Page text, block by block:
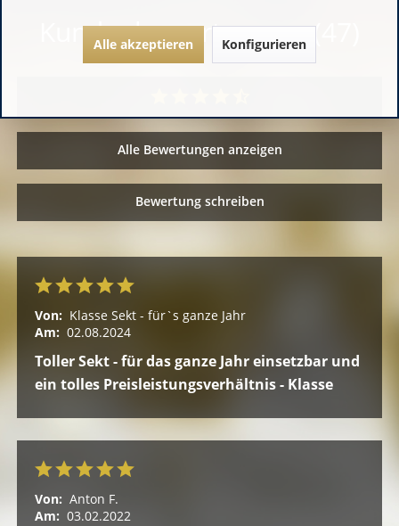
Kundenbewertungen (47)
Alle Bewertungen anzeigen
Bewertung schreiben
Von: Klasse Sekt - für`s ganze Jahr
Am: 02.08.2024
Toller Sekt - für das ganze Jahr einsetzbar und
ein tolles Preisleistungsverhältnis - Klasse
Von: Anton F.
Am: 03.02.2022
Alle akzeptieren Konfigurieren